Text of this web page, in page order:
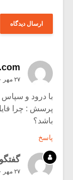
۲۷ مهر ۱۳۹۰ در ۱:۵۲ ب٫ظ
با درود و سپاس
پرسش : چرا
باشد؟
پاسخ
۲۷ مهر ۱۳۹۰ در ۷:۴۷ ب٫ظ